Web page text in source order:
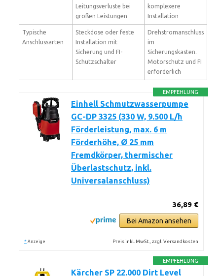
Leitungsverluste bei
großen Leistungen
komplexere
Installation
Typische
Anschlussarten
Steckdose oder feste
Installation mit
Sicherung und FI-
Schutzschalter
Drehstromanschluss
im
Sicherungskasten.
Motorschutz und FI
erforderlich
EMPFEHLUNG
Einhell Schmutzwasserpumpe
GC-DP 3325 (330 W, 9.500 L/h
Förderleistung, max. 6 m
Förderhöhe, Ø 25 mm
Fremdkörper, thermischer
Überlastschutz, inkl.
Universalanschluss)
36,89 €
Bei Amazon ansehen
* Anzeige Preis inkl. MwSt., zzgl. Versandkosten
EMPFEHLUNG
Kärcher SP 22.000 Dirt Level